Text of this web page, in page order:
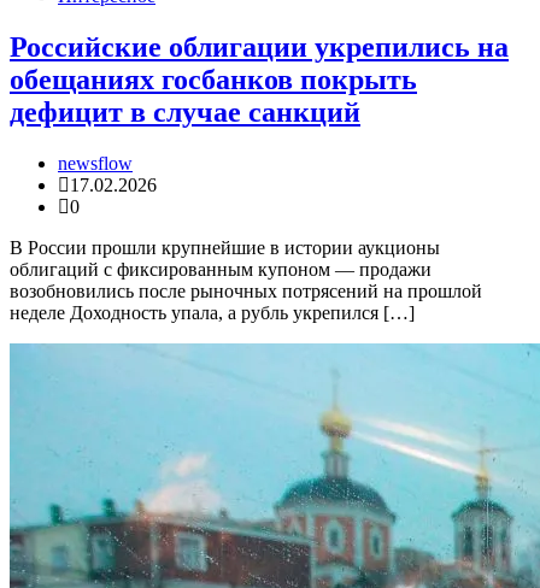
Российские облигации укрепились на
обещаниях госбанков покрыть
дефицит в случае санкций
newsflow
17.02.2026
0
В России прошли крупнейшие в истории аукционы
облигаций с фиксированным купоном — продажи
возобновились после рыночных потрясений на прошлой
неделе Доходность упала, а рубль укрепился […]